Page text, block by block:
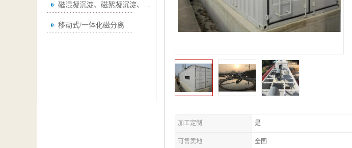
磁混凝沉淀、磁絮凝沉淀、磁澄清
移动式/一体化磁分离
加工定制 是
可售卖地 全国